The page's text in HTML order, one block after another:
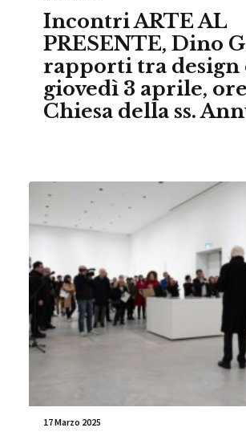
Incontri ARTE AL
PRESENTE, Dino
rapporti tra design
giovedì 3 aprile, ore
Chiesa della ss.
17 Marzo 2025